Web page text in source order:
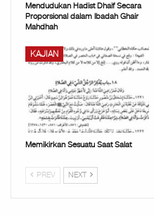
Mendudukan Hadist Dhaif Secara
Proporsional dalam Ibadah Ghair
Mahdhah
KAJIAN
Memikirkan Sesuatu Saat Salat
PREV NEXT